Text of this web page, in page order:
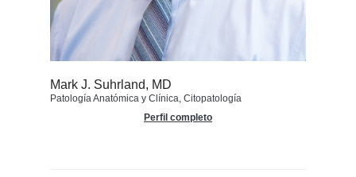
Mark J. Suhrland, MD
Patología Anatómica y Clínica, Citopatología
Perfil completo